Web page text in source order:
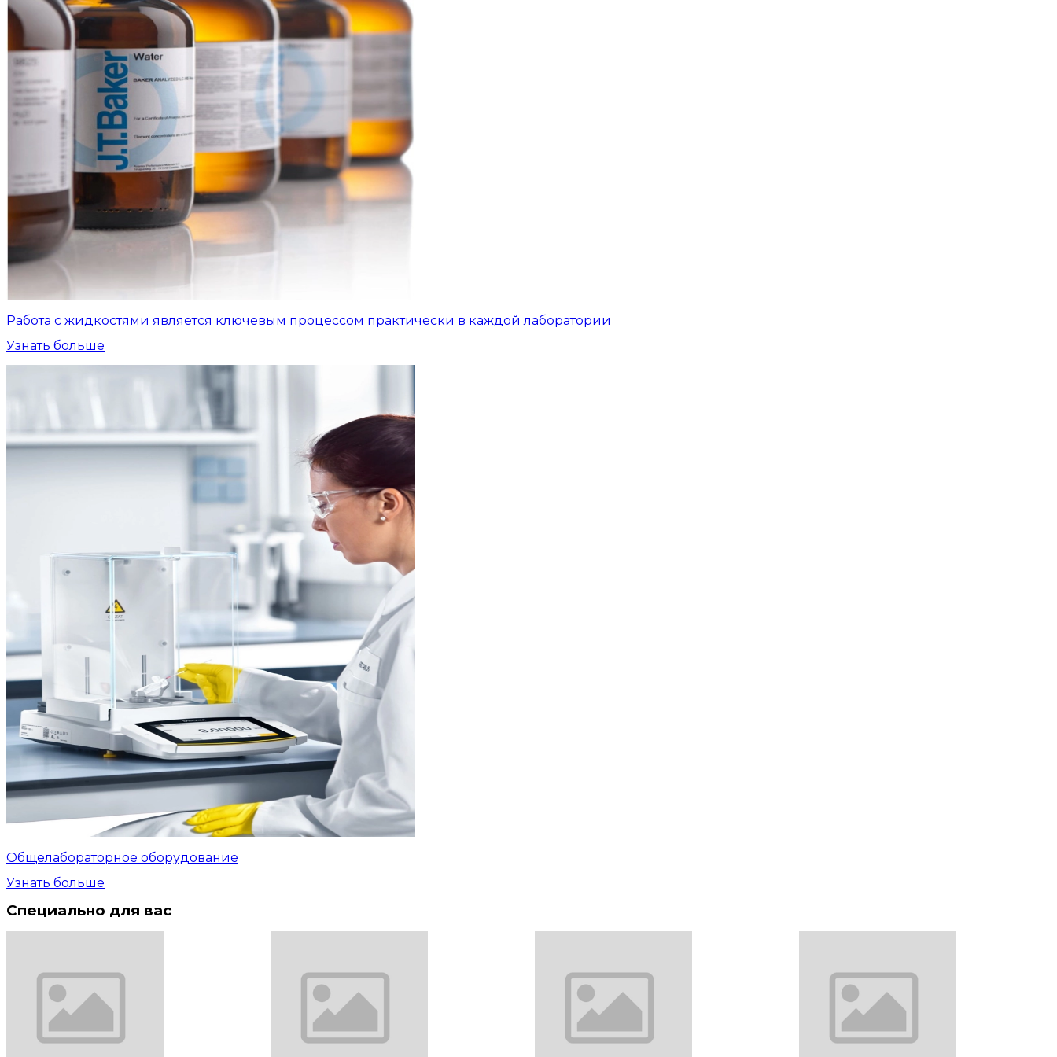
Работа с жидкостями является ключевым процессом практически в каждой лаборатории
Узнать больше
Общелабораторное оборудование
Узнать больше
Специально для вас